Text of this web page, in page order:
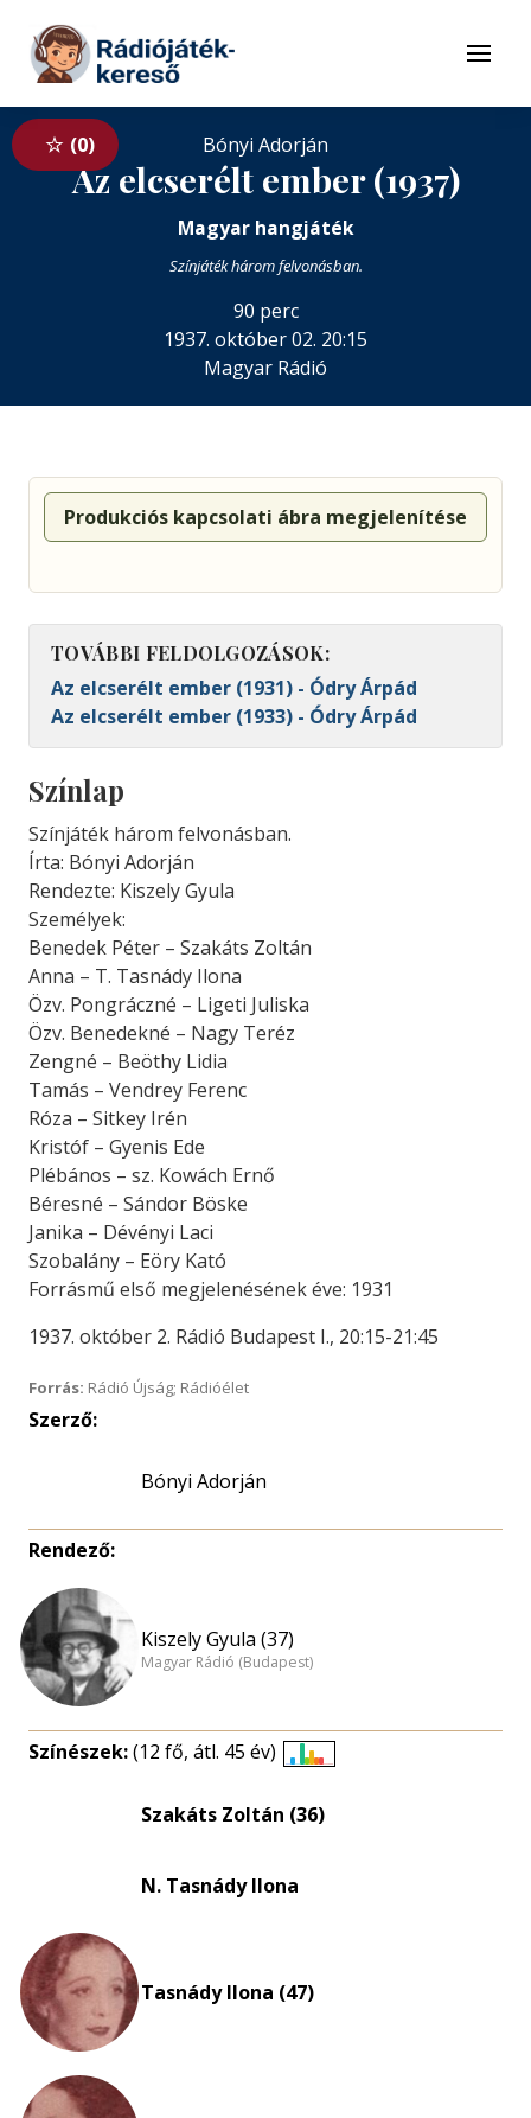
Tovább a tartalomhoz
Menü
0 Bónyi Adorján
Az elcserélt ember (1937)
Magyar hangjáték
Színjáték három felvonásban.
90 perc
1937. október 02. 20:15
Magyar Rádió
Produkciós kapcsolati ábra megjelenítése
TOVÁBBI FELDOLGOZÁSOK:
Az elcserélt ember (1931) - Ódry Árpád
Az elcserélt ember (1933) - Ódry Árpád
Színlap
Színjáték három felvonásban.
Írta: Bónyi Adorján
Rendezte: Kiszely Gyula
Személyek:
Benedek Péter – Szakáts Zoltán
Anna – T. Tasnády Ilona
Özv. Pongráczné – Ligeti Juliska
Özv. Benedekné – Nagy Teréz
Zengné – Beöthy Lidia
Tamás – Vendrey Ferenc
Róza – Sitkey Irén
Kristóf – Gyenis Ede
Plébános – sz. Kowách Ernő
Béresné – Sándor Böske
Janika – Dévényi Laci
Szobalány – Eöry Kató
Forrásmű első megjelenésének éve: 1931
1937. október 2. Rádió Budapest I., 20:15-21:45
Forrás: Rádió Újság; Rádióélet
Szerző:
Bónyi Adorján
Rendező:
Kiszely Gyula (37)
Magyar Rádió (Budapest)
Színészek:(12 fő, átl. 45 év)
eloszlás
Szakáts Zoltán (36)
N. Tasnády Ilona
Tasnády Ilona (47)